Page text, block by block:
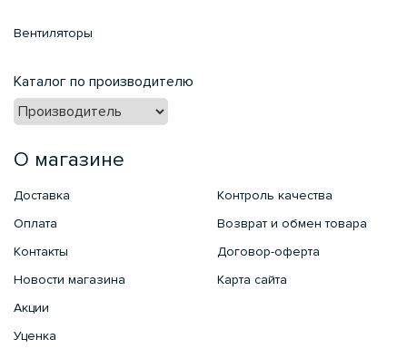
Вентиляторы
Каталог по производителю
О магазине
Доставка
Оплата
Контакты
Новости магазина
Акции
Уценка
Контроль качества
Возврат и обмен товара
Договор-оферта
Карта сайта